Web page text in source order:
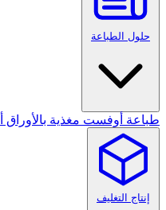
حلول الطباعة
طباعة أوفست مغذية بالأوراق
إنتاج التغليف